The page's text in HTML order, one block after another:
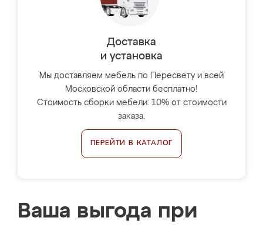
Доставка
и установка
Мы доставляем мебель по Пересвету и всей
Московской области бесплатно!
Стоимость сборки мебели: 10% от стоимости
заказа.
ПЕРЕЙТИ В КАТАЛОГ
Ваша выгода при